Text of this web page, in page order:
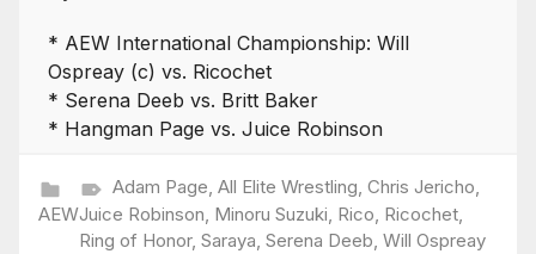
* AEW International Championship: Will
Ospreay (c) vs. Ricochet
* Serena Deeb vs. Britt Baker
* Hangman Page vs. Juice Robinson
AEW
Adam Page All Elite Wrestling Chris Jericho
Juice Robinson Minoru Suzuki Rico Ricochet
Ring of Honor, Saraya Serena Deeb Will Ospreay